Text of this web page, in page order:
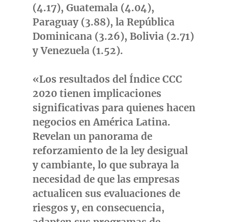
(4.17), Guatemala(4.04),
Paraguay(3.88), la República
Dominicana (3.26), Bolivia(2.71)
yVenezuela(1.52).
«Los resultados del Índice CCC
2020 tienen implicaciones
significativas para quienes hacen
negocios en América Latina.
Revelan un panorama de
reforzamiento de la ley desigual
y cambiante, lo que subraya la
necesidad de que las empresas
actualicen sus evaluaciones de
riesgos y, en consecuencia,